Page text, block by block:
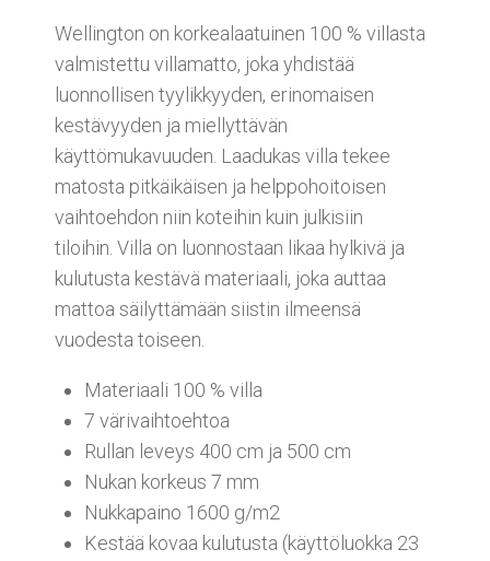
Wellington on korkealaatuinen 100 % villasta
valmistettu villamatto, joka yhdistää
luonnollisen tyylikkyyden, erinomaisen
kestävyyden ja miellyttävän
käyttömukavuuden. Laadukas villa tekee
matosta pitkäikäisen ja helppohoitoisen
vaihtoehdon niin koteihin kuin julkisiin
tiloihin. Villa on luonnostaan likaa hylkivä ja
kulutusta kestävä materiaali, joka auttaa
mattoa säilyttämään siistin ilmeensä
vuodesta toiseen.
Materiaali 100 % villa
7 värivaihtoehtoa
Rullan leveys 400 cm ja 500 cm
Nukan korkeus 7 mm
Nukkapaino 1600 g/m2
Kestää kovaa kulutusta (käyttöluokka 23